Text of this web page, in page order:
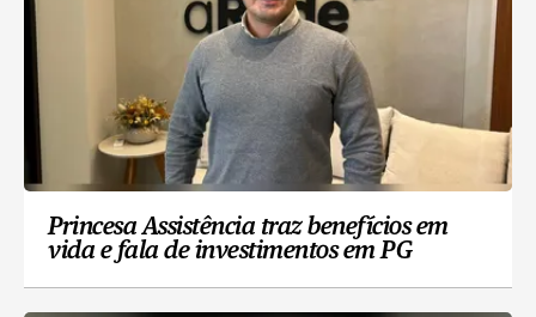
Princesa Assistência traz benefícios em
vida e fala de investimentos em PG